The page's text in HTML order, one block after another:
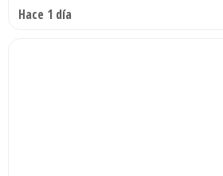
Hace 1 día